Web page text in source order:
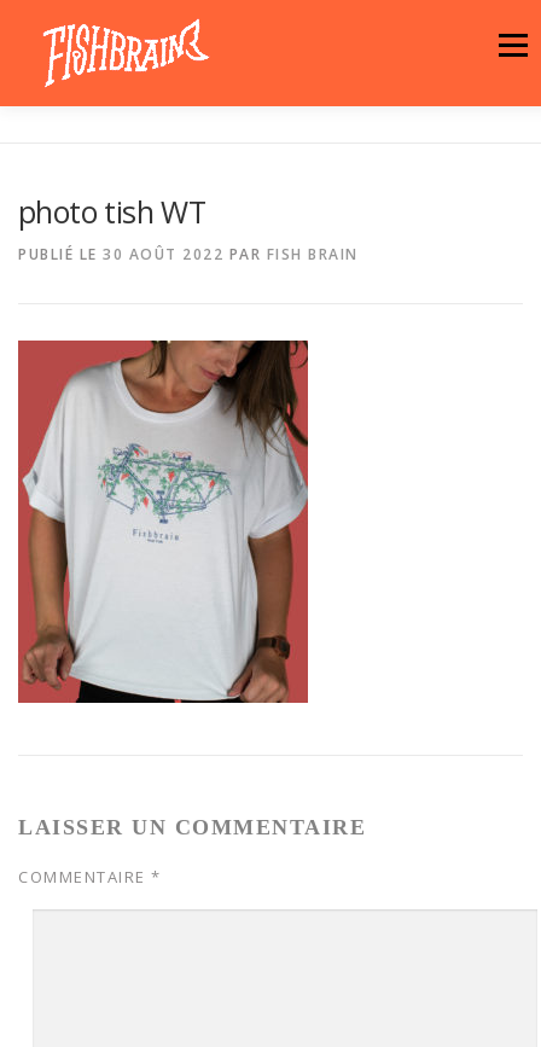
contenu
Menu
LA BOUTIQUE
photo tish WT
PUBLIÉ LE 30 AOÛT 2022 PAR FISH BRAIN
LAISSER UN COMMENTAIRE
COMMENTAIRE *